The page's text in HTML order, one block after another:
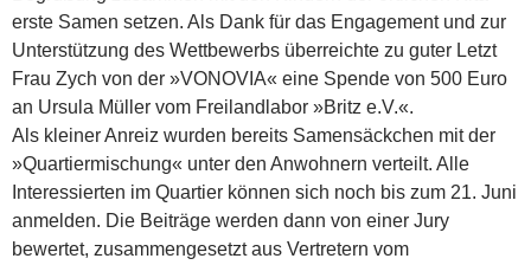
erste Samen setzen. Als Dank für das Engagement und zur
Unterstützung des Wettbewerbs überreichte zu guter Letzt
Frau Zych von der »VONOVIA« eine Spende von 500 Euro
an Ursula Müller vom Freilandlabor »Britz e.V.«.
Als kleiner Anreiz wurden bereits Samensäckchen mit der
»Quartiermischung« unter den Anwohnern verteilt. Alle
Interessierten im Quartier können sich noch bis zum 21. Juni
anmelden. Die Beiträge werden dann von einer Jury
bewertet, zusammengesetzt aus Vertretern vom